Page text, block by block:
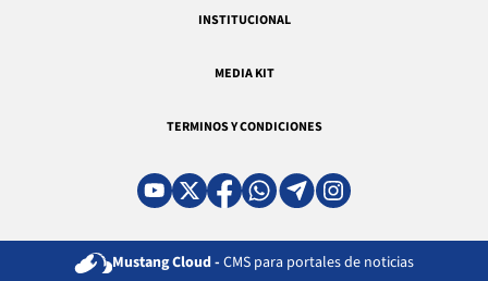
INSTITUCIONAL
MEDIA KIT
TERMINOS Y CONDICIONES
Mustang Cloud - CMS para portales de noticias